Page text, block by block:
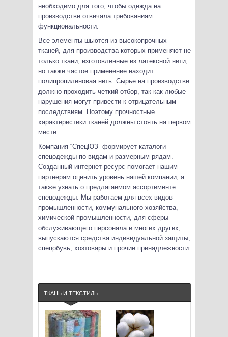
необходимо для того, чтобы одежда на
производстве отвечала требованиям
функциональности.
Все элементы шьются из высокопрочных
тканей, для производства которых применяют не
только ткани, изготовленные из латексной нити,
но также частое применение находит
полипропиленовая нить. Сырье на производстве
должно проходить четкий отбор, так как любые
нарушения могут привести к отрицательным
последствиям. Поэтому прочностные
характеристики тканей должны стоять на первом
месте.
Компания “СпецЮЗ” формирует каталоги
спецодежды по видам и размерным рядам.
Созданный интернет-ресурс помогает нашим
партнерам оценить уровень нашей компании, а
также узнать о предлагаемом ассортименте
спецодежды. Мы работаем для всех видов
промышленности, коммунального хозяйства,
химической промышленности, для сферы
обслуживающего персонала и многих других,
выпускаются средства индивидуальной защиты,
спецобувь, хозтовары и прочие принадлежности.
ТКАНЬ И ТЕКСТИЛЬ